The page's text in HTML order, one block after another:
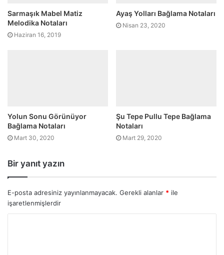
Sarmaşık Mabel Matiz
Melodika Notaları
Haziran 16, 2019
Ayaş Yolları Bağlama Notaları
Nisan 23, 2020
Yolun Sonu Görünüyor
Bağlama Notaları
Mart 30, 2020
Şu Tepe Pullu Tepe Bağlama
Notaları
Mart 29, 2020
Bir yanıt yazın
E-posta adresiniz yayınlanmayacak. Gerekli alanlar * ile
işaretlenmişlerdir